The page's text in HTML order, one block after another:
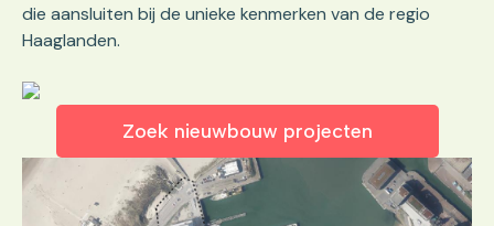
die aansluiten bij de unieke kenmerken van de regio
Haaglanden.
Zoek nieuwbouw projecten